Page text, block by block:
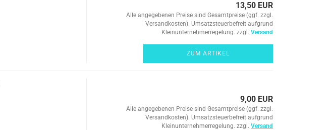
13,50 EUR
Alle angegebenen Preise sind Gesamtpreise (ggf. zzgl.
Versandkosten). Umsatzsteuerbefreit aufgrund
Kleinunternehmerregelung. zzgl. Versand
ZUM ARTIKEL
9,00 EUR
Alle angegebenen Preise sind Gesamtpreise (ggf. zzgl.
Versandkosten). Umsatzsteuerbefreit aufgrund
Kleinunternehmerregelung. zzgl. Versand